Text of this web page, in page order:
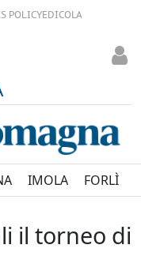
POLICYEDICOLA
IMOLA FORLÌ
il torneo di